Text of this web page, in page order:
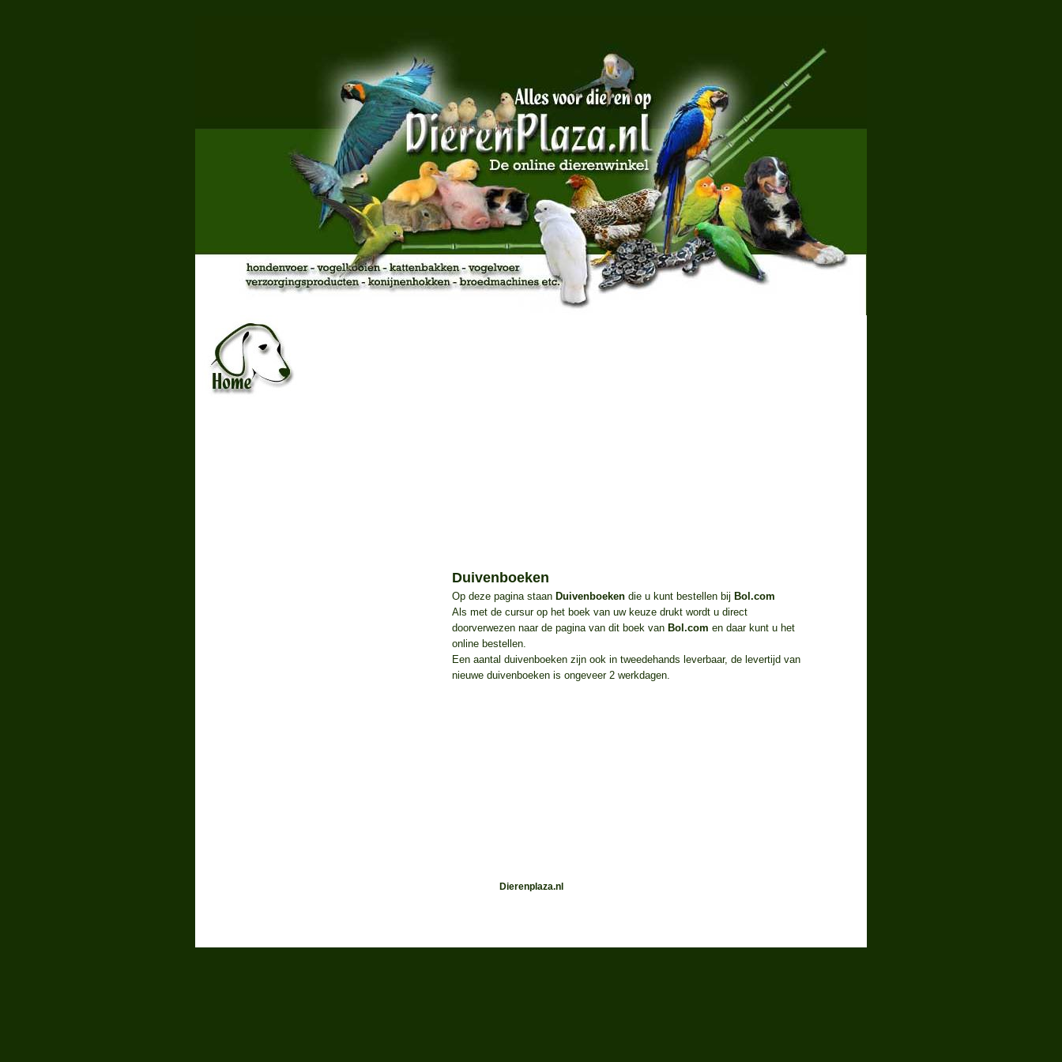
Duivenboeken
Op deze pagina staan Duivenboeken die u kunt bestellen bij Bol.com
Als met de cursur op het boek van uw keuze drukt wordt u direct
doorverwezen naar de pagina van dit boek van Bol.com en daar kunt u het
online bestellen.
Een aantal duivenboeken zijn ook in tweedehands leverbaar, de levertijd van
nieuwe duivenboeken is ongeveer 2 werkdagen.
Dierenplaza.nl